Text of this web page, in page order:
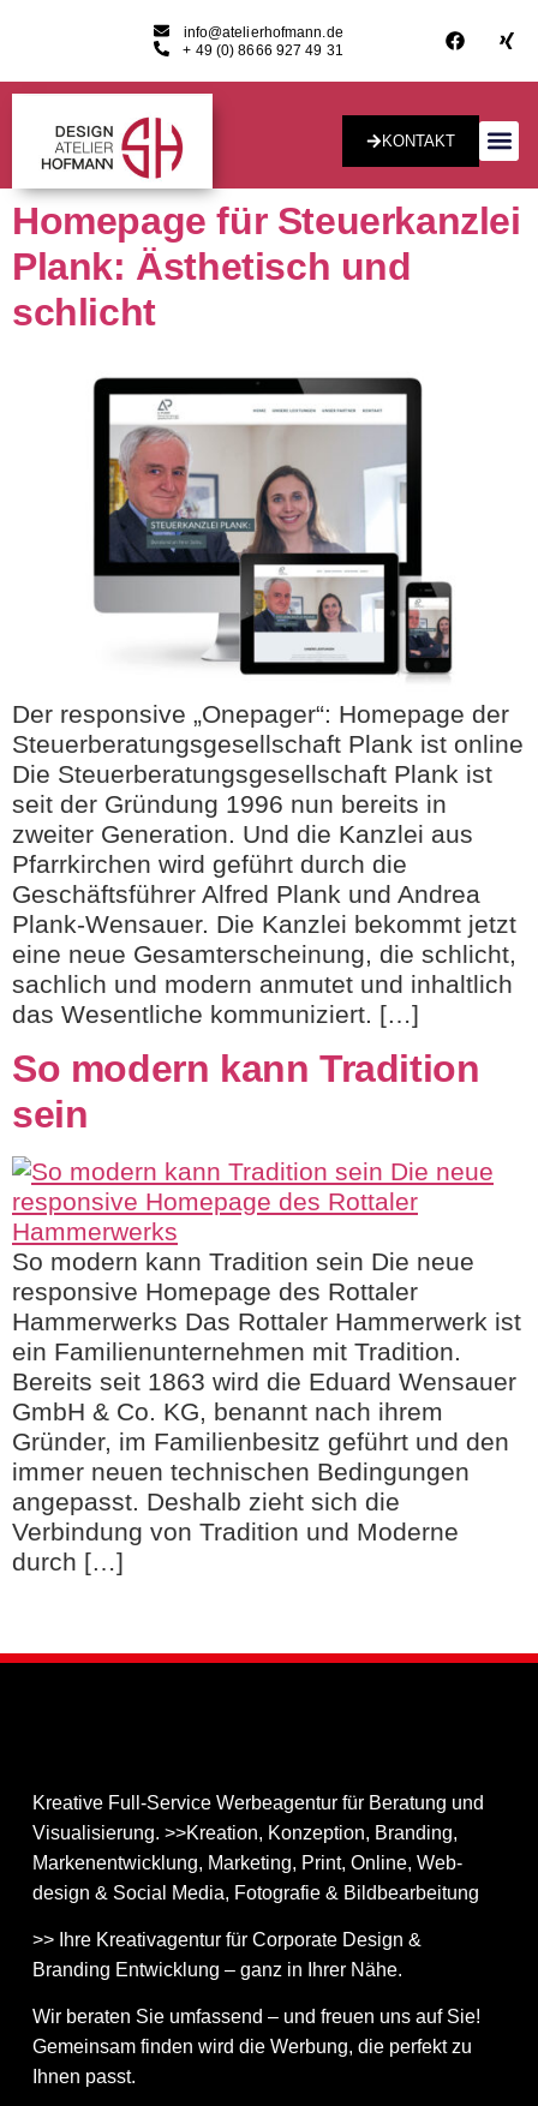
info@atelierhofmann.de
+ 49 (0) 8666 927 49 31
KONTAKT
Homepage für Steuerkanzlei
Plank: Ästhetisch und
schlicht
Der responsive „Onepager“: Homepage der
Steuerberatungsgesellschaft Plank ist online
Die Steuerberatungsgesellschaft Plank ist
seit der Gründung 1996 nun bereits in
zweiter Generation. Und die Kanzlei aus
Pfarrkirchen wird geführt durch die
Geschäftsführer Alfred Plank und Andrea
Plank-Wensauer. Die Kanzlei bekommt jetzt
eine neue Gesamterscheinung, die schlicht,
sachlich und modern anmutet und inhaltlich
das Wesentliche kommuniziert. […]
So modern kann Tradition
sein
So modern kann Tradition sein Die neue
responsive Homepage des Rottaler
Hammerwerks Das Rottaler Hammerwerk ist
ein Familienunternehmen mit Tradition.
Bereits seit 1863 wird die Eduard Wensauer
GmbH & Co. KG, benannt nach ihrem
Gründer, im Familienbesitz geführt und den
immer neuen technischen Bedingungen
angepasst. Deshalb zieht sich die
Verbindung von Tradition und Moderne
durch […]
Kreative Full-Service Werbeagentur für Beratung und
Visualisierung. >>Kreation, Konzeption, Branding,
Markenentwicklung, Marketing, Print, Online, Web­
design & Social Media, Fotografie & Bildbear­bei­tung
>> Ihre Kreativagentur für Corporate Design &
Branding Entwicklung – ganz in Ihrer Nähe.
Wir beraten Sie umfassend – und freuen uns auf Sie!
Gemeinsam finden wird die Werbung, die perfekt zu
Ihnen passt.